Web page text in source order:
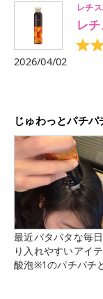
レチ
レ
2026/04/02
じゅわっとパチパ
最近バタバタな毎
り入れやすいアイテム🫧 使ってみてまず印象的
酸泡※1のパチパチ
っとはじける感じ